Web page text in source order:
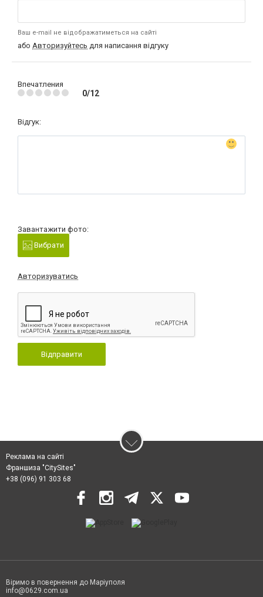
Ваш e-mail не відображатиметься на сайті
або Авторизуйтесь для написання відгуку
Впечатления
0/12
Відгук:
Завантажити фото:
Вибрати
Авторизуватись
Відправити
Реклама на сайті
Франшиза "CitySites"
+38 (096) 91 303 68
Віримо в повернення до Маріуполя
info@0629.com.ua